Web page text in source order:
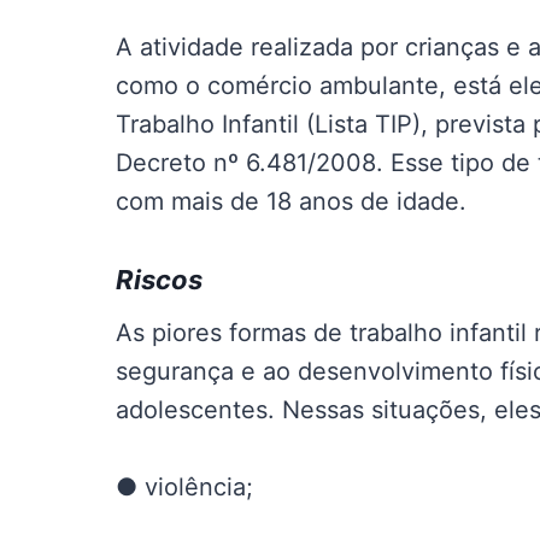
A atividade realizada por crianças e
como o comércio ambulante, está
Trabalho Infantil (Lista TIP),
Decreto nº 6.481/2008. Esse tipo
com mais de 18 anos de idade.
Riscos
As piores formas de trabalho infantil
segurança e ao desenvolvimento
adolescentes. Nessas situações,
● violência;